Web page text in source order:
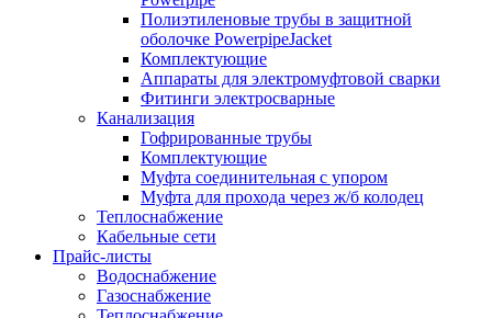
Полиэтиленовые трубы в защитной
оболочке PowerpipeJacket
Комплектующие
Аппараты для электромуфтовой сварки
Фитинги электросварные
Канализация
Гофрированные трубы
Комплектующие
Муфта соединительная с упором
Муфта для прохода через ж/б колодец
Теплоснабжение
Кабельные сети
Прайс-листы
Водоснабжение
Газоснабжение